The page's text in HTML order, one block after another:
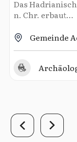
Das
n. Chr. erbaut...
Gemeinde